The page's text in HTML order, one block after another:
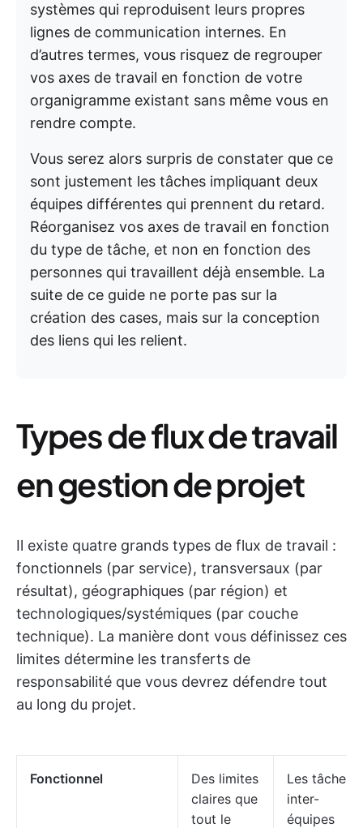
systèmes qui reproduisent leurs propres
lignes de communication internes. En
d’autres termes, vous risquez de regrouper
vos axes de travail en fonction de votre
organigramme existant sans même vous en
rendre compte.
Vous serez alors surpris de constater que ce
sont justement les tâches impliquant deux
équipes différentes qui prennent du retard.
Réorganisez vos axes de travail en fonction
du type de tâche, et non en fonction des
personnes qui travaillent déjà ensemble. La
suite de ce guide ne porte pas sur la
création des cases, mais sur la conception
des liens qui les relient.
Types de flux de travail
en gestion de projet
Il existe quatre grands types de flux de travail :
fonctionnels (par service), transversaux (par
résultat), géographiques (par région) et
technologiques/systémiques (par couche
technique). La manière dont vous définissez ces
limites détermine les transferts de
responsabilité que vous devrez défendre tout
au long du projet.
Fonctionnel
Des limites
claires que
tout le
Les tâches
inter-
équipes